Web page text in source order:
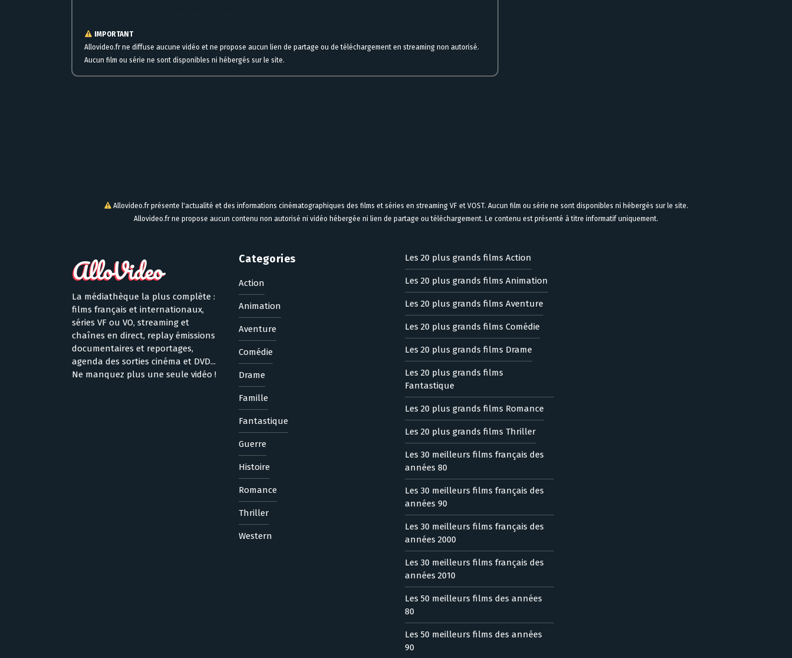
IMPORTANT
Allovideo.fr ne diffuse aucune vidéo et ne propose aucun lien de partage ou de téléchargement en streaming non autorisé.
Aucun film ou série ne sont disponibles ni hébergés sur le site.
Allovideo.fr présente l'actualité et des informations cinématographiques des films et séries en streaming VF et VOST. Aucun film ou série ne sont disponibles ni hébergés sur le site.
Allovideo.fr ne propose aucun contenu non autorisé ni vidéo hébergée ni lien de partage ou téléchargement. Le contenu est présenté à titre informatif uniquement.
La médiathèque la plus complète :
films français et internationaux,
séries VF ou VO, streaming et
chaînes en direct, replay émissions
documentaires et reportages,
agenda des sorties cinéma et DVD...
Ne manquez plus une seule vidéo !
Categories
Action
Animation
Aventure
Comédie
Drame
Famille
Fantastique
Guerre
Histoire
Romance
Thriller
Western
Les 20 plus grands films Action
Les 20 plus grands films Animation
Les 20 plus grands films Aventure
Les 20 plus grands films Comédie
Les 20 plus grands films Drame
Les 20 plus grands films
Fantastique
Les 20 plus grands films Romance
Les 20 plus grands films Thriller
Les 30 meilleurs films français des
années 80
Les 30 meilleurs films français des
années 90
Les 30 meilleurs films français des
années 2000
Les 30 meilleurs films français des
années 2010
Les 50 meilleurs films des années
80
Les 50 meilleurs films des années
90